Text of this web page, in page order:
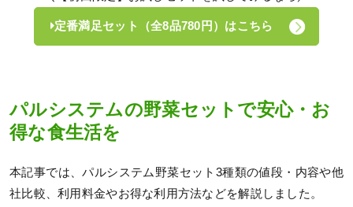
定番満足セット（全8品780円）はこちら
パルシステムの野菜セットで安心・お
得な食生活を
本記事では、パルシステム野菜セット3種類の値段・内容や他
社比較、利用料金やお得な利用方法などを解説しました。